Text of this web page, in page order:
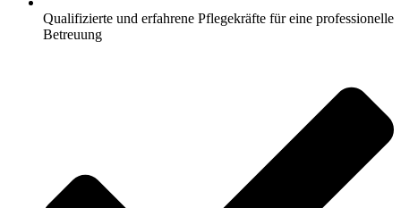
Qualifizierte und erfahrene Pflegekräfte für eine professionelle
Betreuung